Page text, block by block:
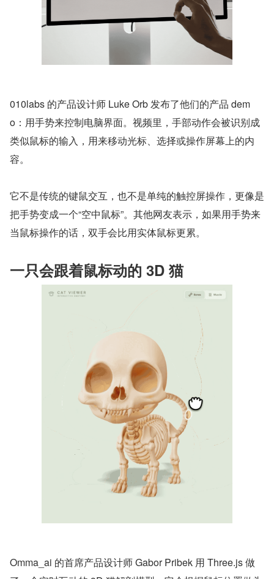
010labs 的产品设计师 Luke Orb 发布了他们的产品 dem
o：用手势来控制电脑界面。视频里，手部动作会被识别成
类似鼠标的输入，用来移动光标、选择或操作屏幕上的内
容。
它不是传统的键鼠交互，也不是单纯的触控屏操作，更像是
把手势变成一个“空中鼠标”。其他网友表示，如果用手势来
当鼠标操作的话，双手会比用实体鼠标更累。
一只会跟着鼠标动的 3D 猫
Omma_ai 的首席产品设计师 Gabor Pribek 用 Three.js 做